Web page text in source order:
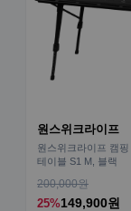
원스위크라이프
원스위크라이프 캠
테이블 S1 M, 블랙
200,000원
25%149,900원